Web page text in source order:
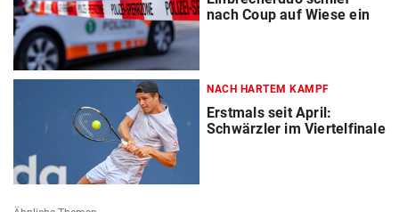
nach Coup auf Wiese ein
NACH HARTEM KAMPF
Erstmals seit April:
Schwärzler im Viertelfinale